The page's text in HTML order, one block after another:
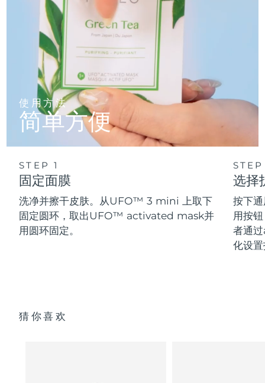
使用方法
简单方便
STEP 1
固定面膜
洗净并擦干皮肤。从UFO™ 3 mini 上取下
固定圆环，取出UFO™ activated mask并
用圆环固定。
选择
按下
用按
者通
化设
猜你喜欢